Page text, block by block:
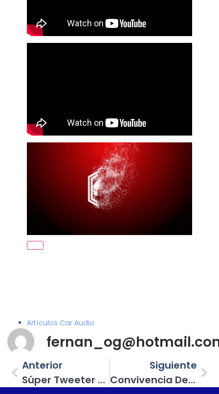
Artículos Car Audio
Anterior
Súper Tweeter Genius Audio Modelo GPRO-T01; Gran Opción Para Sistemas De Open Show
Siguiente
Convivencia De Car Audio En Uruapan; Calidad De Sonido, Open Show Y Bajo Callejero